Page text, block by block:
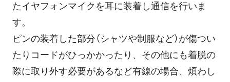
たイヤフォンマイクを耳に装着し通信を行いま
す。
ピンの装着した部分（シャツや制服など）が傷つい
たりコードがひっかかったり、その他にも着脱の
際に取り外す必要があるなど有線の場合、煩わし